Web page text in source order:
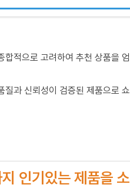
적으로 고려하여 추천 상품을
과 신뢰성이 검증된 제품으로
인기있는 제품을